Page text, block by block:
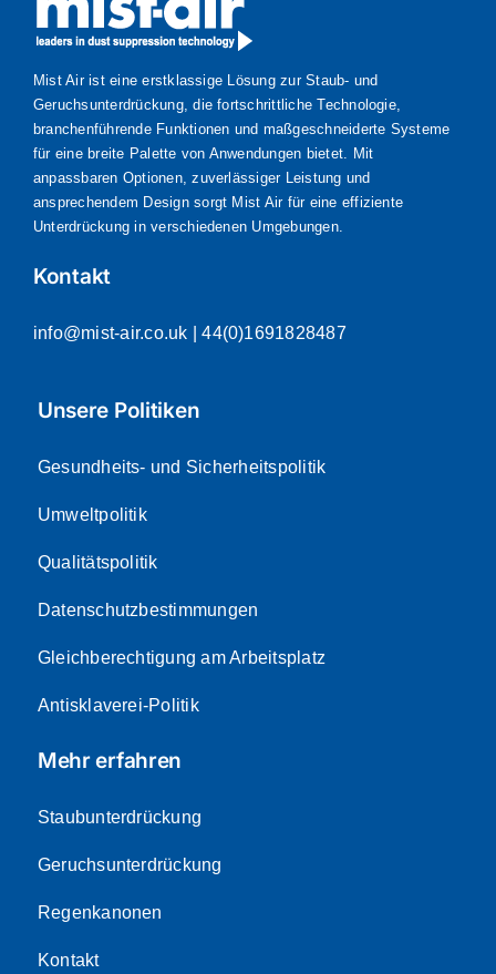
Mist Air ist eine erstklassige Lösung zur Staub- und
Geruchsunterdrückung, die fortschrittliche Technologie,
branchenführende Funktionen und maßgeschneiderte Systeme
für eine breite Palette von Anwendungen bietet. Mit
anpassbaren Optionen, zuverlässiger Leistung und
ansprechendem Design sorgt Mist Air für eine effiziente
Unterdrückung in verschiedenen Umgebungen.
Kontakt
info@mist-air.co.uk | 44(0)1691828487
Unsere Politiken
Gesundheits- und Sicherheitspolitik
Umweltpolitik
Qualitätspolitik
Datenschutzbestimmungen
Gleichberechtigung am Arbeitsplatz
Antisklaverei-Politik
Mehr erfahren
Staubunterdrückung
Geruchsunterdrückung
Regenkanonen
Kontakt